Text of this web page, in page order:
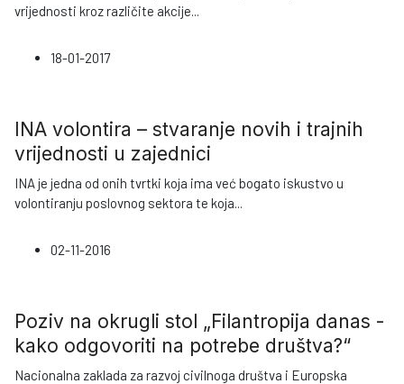
vrijednosti kroz različite akcije...
18-01-2017
INA volontira – stvaranje novih i trajnih
vrijednosti u zajednici
INA je jedna od onih tvrtki koja ima već bogato iskustvo u
volontiranju poslovnog sektora te koja...
02-11-2016
Poziv na okrugli stol „Filantropija danas -
kako odgovoriti na potrebe društva?“
Nacionalna zaklada za razvoj civilnoga društva i Europska